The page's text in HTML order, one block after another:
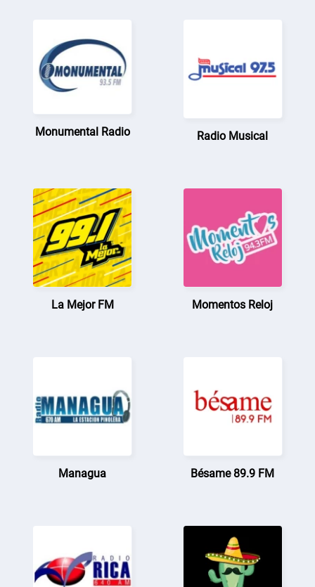
Monumental Radio Radio Musical
La Mejor FM Momentos Reloj
Managua Bésame 89.9 FM